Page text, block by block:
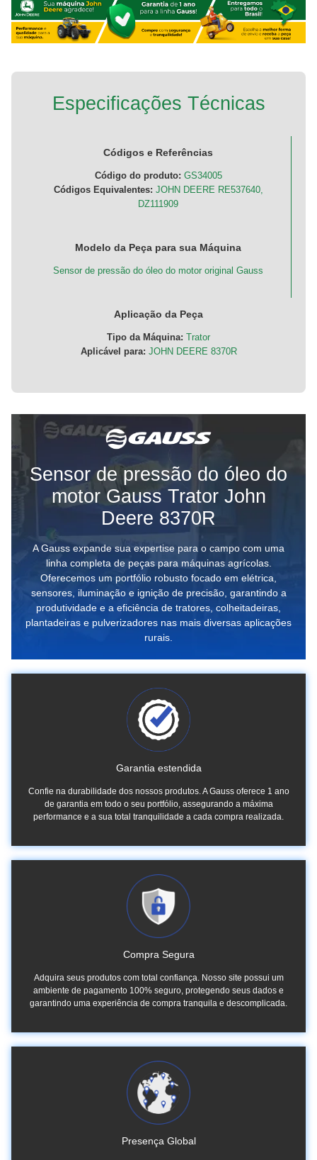
Especificações Técnicas
Códigos e Referências
Código do produto: GS34005
Códigos Equivalentes: JOHN DEERE RE537640,
DZ111909
Modelo da Peça para sua Máquina
Sensor de pressão do óleo do motor original Gauss
Aplicação da Peça
Tipo da Máquina: Trator
Aplicável para: JOHN DEERE 8370R
Sensor de pressão do óleo do
motor Gauss Trator John
Deere 8370R
A Gauss expande sua expertise para o campo com uma
linha completa de peças para máquinas agrícolas.
Oferecemos um portfólio robusto focado em elétrica,
sensores, iluminação e ignição de precisão, garantindo a
produtividade e a eficiência de tratores, colheitadeiras,
plantadeiras e pulverizadores nas mais diversas aplicações
rurais.
Garantia estendida
Confie na durabilidade dos nossos produtos. A Gauss oferece 1 ano
de garantia em todo o seu portfólio, assegurando a máxima
performance e a sua total tranquilidade a cada compra realizada.
Compra Segura
Adquira seus produtos com total confiança. Nosso site possui um
ambiente de pagamento 100% seguro, protegendo seus dados e
garantindo uma experiência de compra tranquila e descomplicada.
Presença Global